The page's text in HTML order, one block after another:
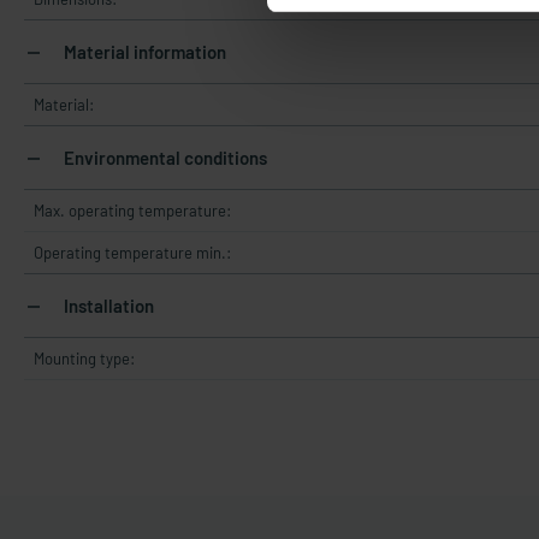
Material information
Material:
Environmental conditions
Max. operating temperature:
Operating temperature min.:
Installation
Mounting type: